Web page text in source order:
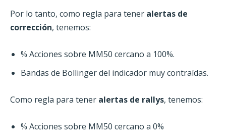
Por lo tanto, como regla para tener alertas de
corrección, tenemos:
% Acciones sobre MM50 cercano a 100%.
Bandas de Bollinger del indicador muy contraídas.
Como regla para tener alertas de rallys, tenemos:
% Acciones sobre MM50 cercano a 0%